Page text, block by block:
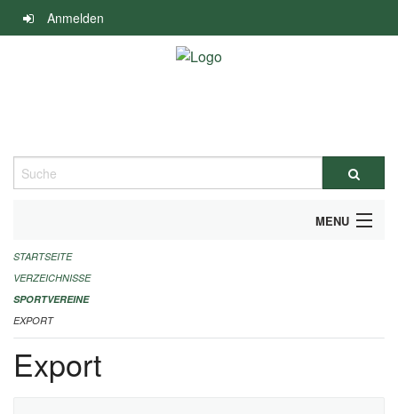
Navigation
überspringen
Anmelden
Suche
MENU
ALLGEMEINE INFORMATIONEN
FINANZIELLE UNTERSTÜTZUNG BENÖTIGT?
KONTAKT
STARTSEITE
VERZEICHNISSE
SPORTVEREINE
EXPORT
Export